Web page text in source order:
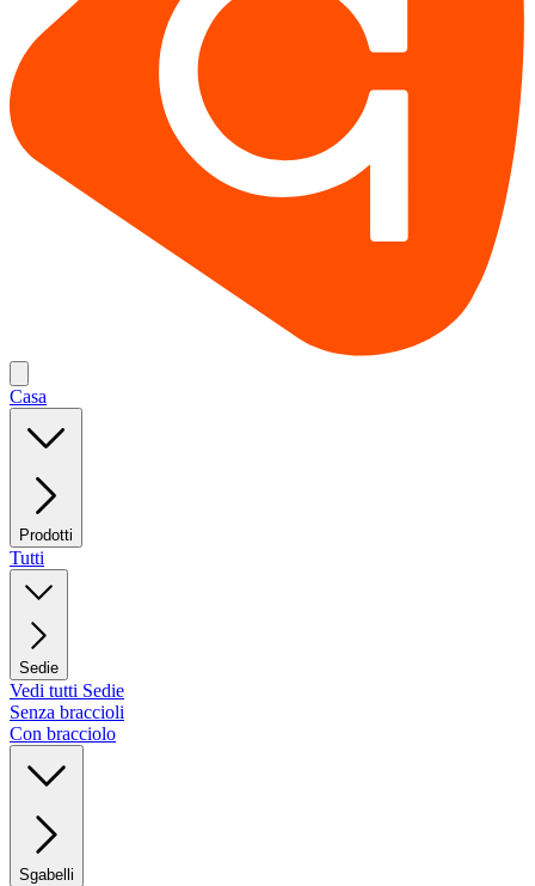
Casa
Prodotti
Tutti
Sedie
Vedi tutti Sedie
Senza braccioli
Con bracciolo
Sgabelli